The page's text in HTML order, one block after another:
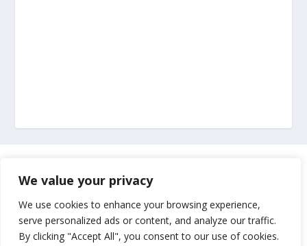
We value your privacy
We use cookies to enhance your browsing experience,
serve personalized ads or content, and analyze our traffic.
By clicking "Accept All", you consent to our use of cookies.
Impressum
Uvjeti korištenja